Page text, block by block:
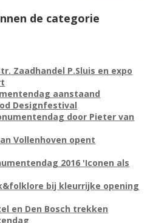
de categorie
Zaadhandel P.Sluis en expo
aanstaand
Designfestival
door Pieter van
Vollenhoven opent
2016 'Iconen als
bij kleurrijke opening
en Den Bosch trekken